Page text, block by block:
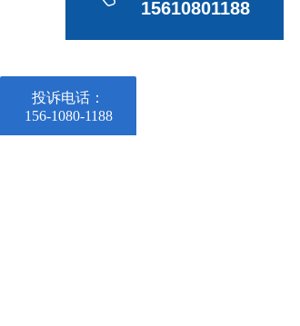
15610801188
投诉电话：
156-1080-1188